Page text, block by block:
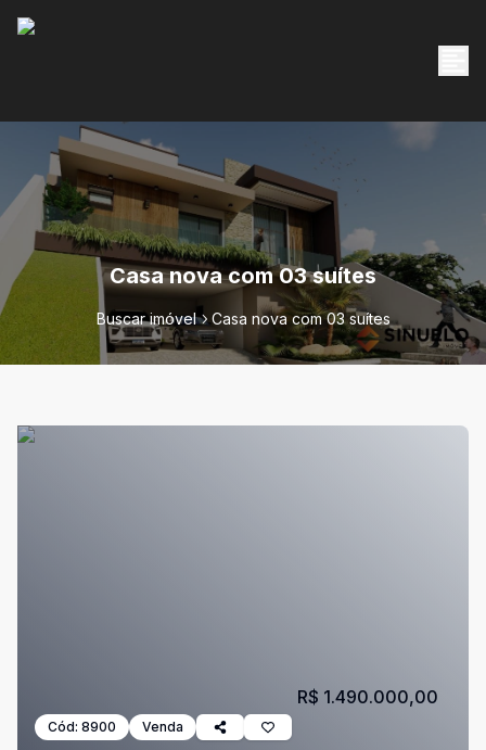
Casa nova com 03 suítes
Buscar imóvel Casa nova com 03 suítes
Cód: 8900 Venda
R$ 1.490.000,00